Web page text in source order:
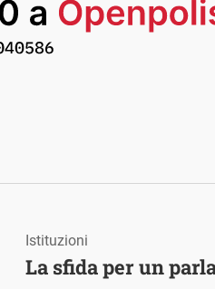
La sfida per un
Istituzioni